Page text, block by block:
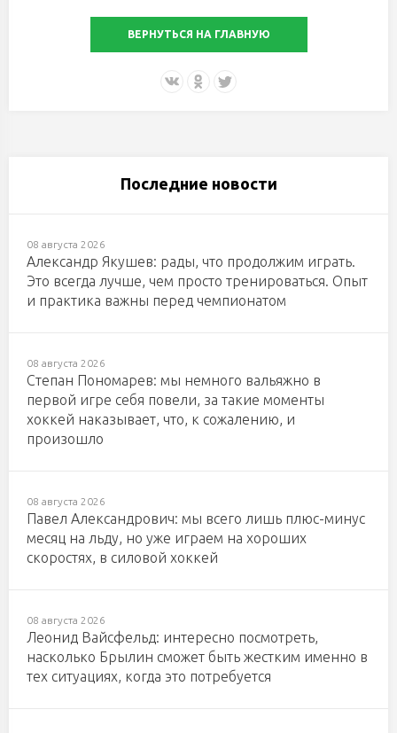
ВЕРНУТЬСЯ НА ГЛАВНУЮ
Последние новости
08 августа 2026
Александр Якушев: рады, что продолжим играть.
Это всегда лучше, чем просто тренироваться. Опыт
и практика важны перед чемпионатом
08 августа 2026
Степан Пономарев: мы немного вальяжно в
первой игре себя повели, за такие моменты
хоккей наказывает, что, к сожалению, и
произошло
08 августа 2026
Павел Александрович: мы всего лишь плюс-минус
месяц на льду, но уже играем на хороших
скоростях, в силовой хоккей
08 августа 2026
Леонид Вайсфельд: интересно посмотреть,
насколько Брылин сможет быть жестким именно в
тех ситуациях, когда это потребуется